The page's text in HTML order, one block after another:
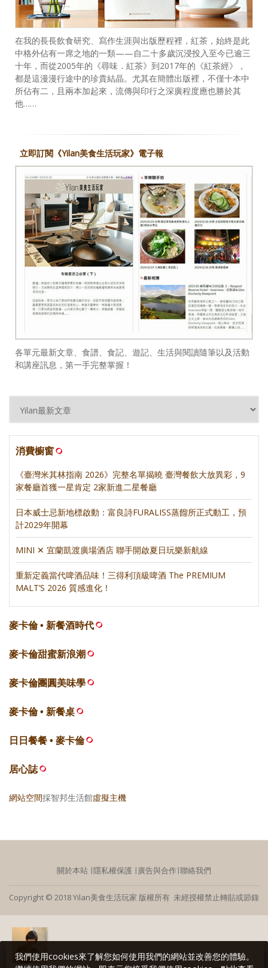
在我的長長飲食研究、寫作生涯與出版歷程裡，紅茶，始終是此
中格外佔有一席之地的一類——自二十多歲沉浸投入至今已逾三
十年，而從2005年的《尋味．紅茶》到2017年的《紅茶經》，
都是這漫漫行途中的珍貴結晶。尤其在簡體出版裡，不僅十本中
所佔有二，且兩本加起來，流傳與印行之深廣程度應也勝於其
他……
立即訂閱《Yilan美食生活玩家》電子報
各單元最新文章、食譜、食記、遊記、生活與閱讀隨筆以及活動
和講座訊息，第一手完整掌握！
消費櫥窗
《臺灣米其林指南 2026》完整名單揭曉 臺灣餐飲大放異彩，9
家餐廳首獲一星肯定 2家新進二星餐廳
日本威士忌新地標啟動：富良詩FURALISS蒸餾所正式動工，預
計2029年開幕
MINI ✕ 宜蘭凱渡廣場酒店 聯手開啟夏日玩樂新航線
重新定義當代啤酒品味！三得利頂級啤酒 The PREMIUM
MALT’S 2026 質感進化！
麥卡倫 • 新餐酒時代
麥卡倫甜蜜新浪潮
麥卡倫團圓美味學
麥卡倫 • 新餐桌
日日餐餐 • 麥卡倫
居心誌
網站空間採智邦生活館虛擬主機
關於本站 ∣隱私權保護 ∣ 廣告與合作∣聯絡我們
Copyright © 2018 Yilan美食生活玩家 版權所有 未經授權禁止轉貼或節錄
我們使用cookies來了解您如何使用我們的網站並改善您的體驗。